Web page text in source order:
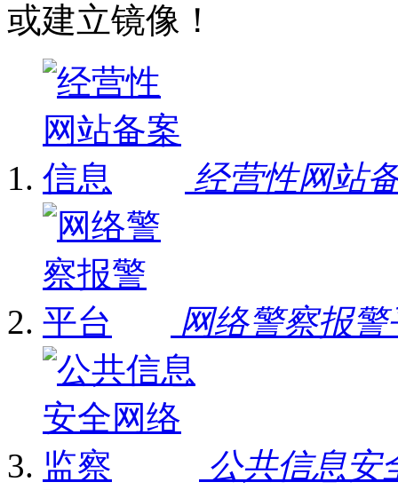
或建立镜像！
经营性网站
网络警察报警
公共信息安